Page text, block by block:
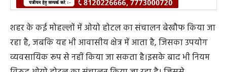
शहर के कई मोहल्लों में ओयो होटल का संचालन बेखौफ किया जा